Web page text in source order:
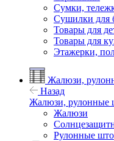
Сумки,
Сушилки для
Товары для
Товары для
Этажерки,
Жалюзи,
Назад
Жалюзи, рулонные
Жалюзи
Рулонные